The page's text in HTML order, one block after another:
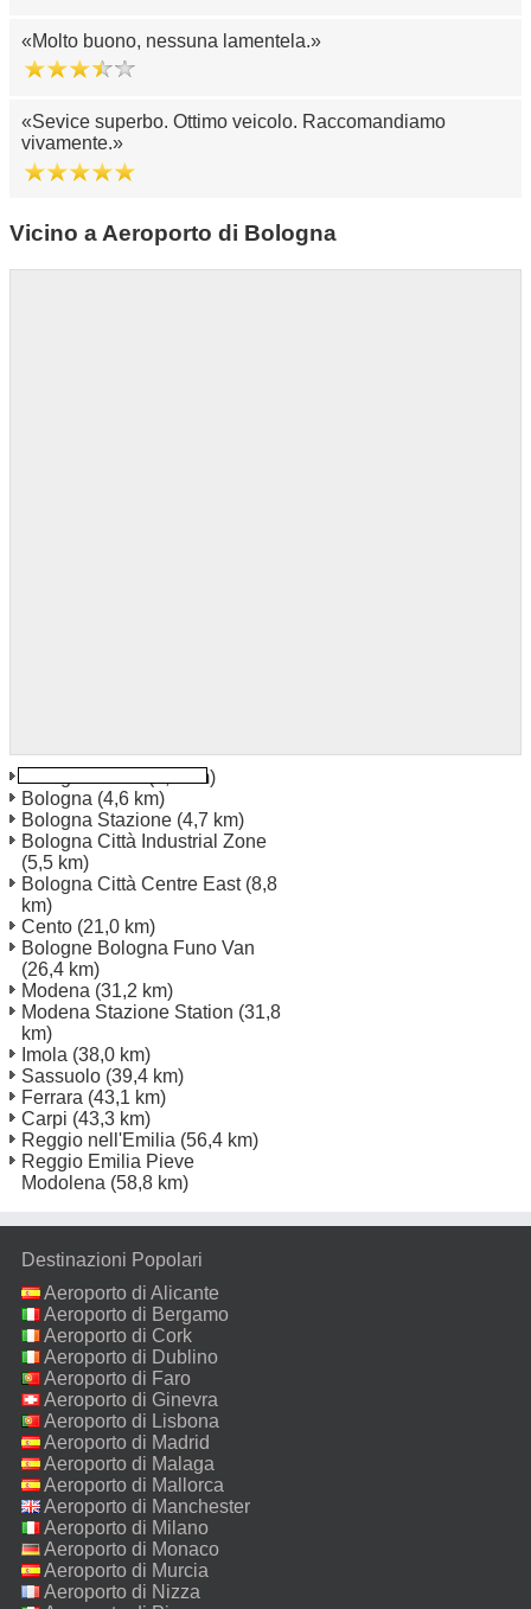
Molto buono, nessuna lamentela.
Sevice superbo. Ottimo veicolo. Raccomandiamo
vivamente.
Vicino a Aeroporto di Bologna
(3,0 km)
Bologna (4,6 km)
Bologna Stazione (4,7 km)
Bologna Città Industrial Zone
(5,5 km)
Bologna Città Centre East(8,8
km)
Cento (21,0 km)
Bologne Bologna Funo Van
(26,4 km)
Modena (31,2 km)
Modena Stazione Station (31,8
km)
Imola (38,0 km)
Sassuolo (39,4 km)
Ferrara (43,1 km)
Carpi (43,3 km)
Reggio nell'Emilia (56,4 km)
Reggio Emilia Pieve
Modolena (58,8 km)
Destinazioni Popolari
Aeroporto di Alicante
Aeroporto di Bergamo
Aeroporto di Cork
Aeroporto di Dublino
Aeroporto di Faro
Aeroporto di Ginevra
Aeroporto di Lisbona
Aeroporto di Madrid
Aeroporto di Malaga
Aeroporto di Mallorca
Aeroporto di Manchester
Aeroporto di Milano
Malpensa
Aeroporto di Monaco
Aeroporto di Murcia
Aeroporto di Nizza